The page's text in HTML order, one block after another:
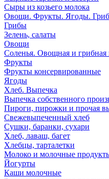
Сыры из козьего молока
Овощи. Фрукты. Ягоды.
Грибы
Зелень, салаты
Овощи
Соленья. Овощная и грибная
Фрукты
Фрукты консервированные
Ягоды
Хлеб. Выпечка
Выпечка собственного
Пироги, пирожки и прочая
Свежевыпеченный хлеб
Сушки, баранки, сухари
Хлеб, лаваш, багет
Хлебцы, тарталетки
Молоко и молочные
Йогурты
Каши молочные